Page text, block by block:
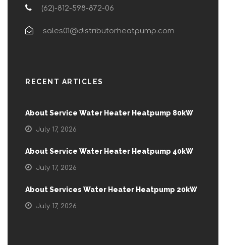
(62)-812-598-872-06
sales01@distributorheatpump.com
RECENT ARTICLES
About Service Water Heater Heatpump 80kW
July 17, 2026
About Service Water Heater Heatpump 40kW
July 17, 2026
About Services Water Heater Heatpump 20kW
July 17, 2026